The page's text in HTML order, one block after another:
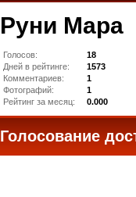
Руни Мара
Голосов:
18
Дней в рейтинге:
1573
Комментариев:
1
Фотографий:
1
Рейтинг за месяц:
0.000
Голосование